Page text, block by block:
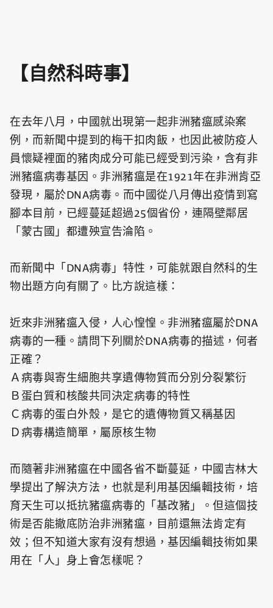
【自然科時事】
在去年八月，中國就出現第一起非洲豬瘟感染案
例，而新聞中提到的梅干扣肉飯，也因此被防疫人
員懷疑裡面的豬肉成分可能已經受到污染，含有非
洲豬瘟病毒基因。非洲豬瘟是在1921年在非洲肯亞
發現，屬於DNA病毒。而中國從八月傳出疫情到寫
腳本目前，已經蔓延超過25個省份，連隔壁鄰居
「蒙古國」都遭殃宣告淪陷。
而新聞中「DNA病毒」特性，可能就跟自然科的生
物出題方向有關了。比方說這樣：
近來非洲豬瘟入侵，人心惶惶。非洲豬瘟屬於DNA
病毒的一種。請問下列關於DNA病毒的描述，何者
正確？
Ａ病毒與寄生細胞共享遺傳物質而分別分裂繁衍
Ｂ蛋白質和核酸共同決定病毒的特性
Ｃ病毒的蛋白外殼，是它的遺傳物質又稱基因
Ｄ病毒構造簡單，屬原核生物
而隨著非洲豬瘟在中國各省不斷蔓延，中國吉林大
學提出了解決方法，也就是利用基因編輯技術，培
育天生可以抵抗豬瘟病毒的「基改豬」。但這個技
術是否能撤底防治非洲豬瘟，目前還無法肯定有
效；但不知道大家有沒有想過，基因編輯技術如果
用在「人」身上會怎樣呢？